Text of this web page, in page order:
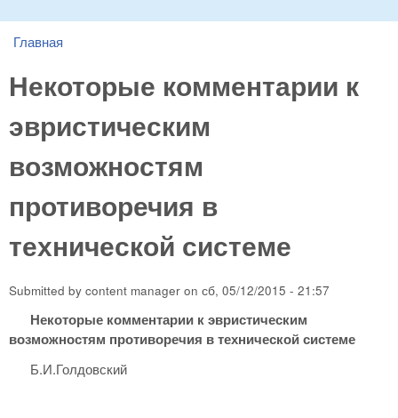
You are here
Главная
Некоторые комментарии к
эвристическим
возможностям
противоречия в
технической системе
Submitted by content manager on сб, 05/12/2015 - 21:57
Некоторые комментарии к эвристическим
возможностям противоречия в технической системе
Б.И.Голдовский